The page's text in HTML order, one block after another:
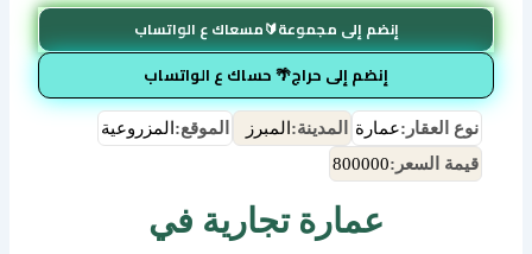
إنضم إلى مجموعة🔰مسعاك ع الواتساب
إنضم إلى حراج🌴 حساك ع الواتساب
نوع العقار:عمارة المدينة: المبرز الموقع: المزروعية
قيمة السعر:800000
عمارة تجارية في